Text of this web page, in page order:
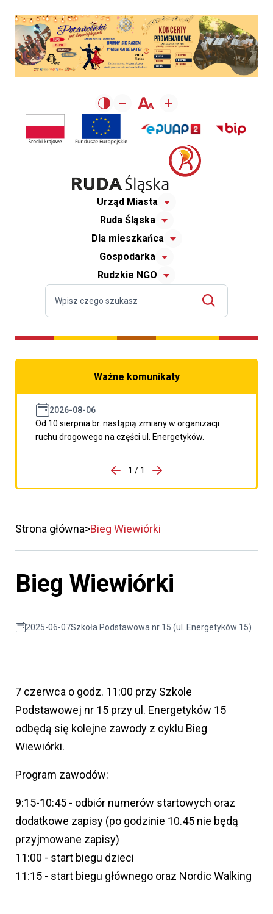
Urząd Miasta
Ruda Śląska
Dla mieszkańca
Gospodarka
Rudzkie NGO
Ważne komunikaty
2026-08-06
Od 10 sierpnia br. nastąpią zmiany w organizacji
ruchu drogowego na części ul. Energetyków.
porzpedniego komunikatu
1 / 1
Przejdź do następnego
Strona główna Bieg Wiewiórki
Bieg Wiewiórki
2025-06-07Szkoła Podstawowa nr 15 (ul. Energetyków 15)
7 czerwca o godz. 11:00 przy Szkole
Podstawowej nr 15 przy ul. Energetyków 15
odbędą się kolejne zawody z cyklu Bieg
Wiewiórki.
Program zawodów:
9:15-10:45 - odbiór numerów startowych oraz
dodatkowe zapisy (po godzinie 10.45 nie będą
przyjmowane zapisy)
11:00 - start biegu dzieci
11:15 - start biegu głównego oraz Nordic Walking